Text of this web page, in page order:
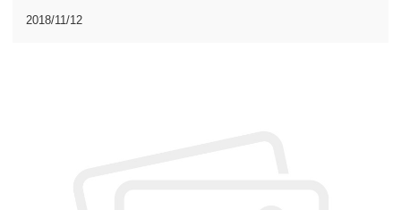
位5D100，恭候您的到来！
2018/11/12